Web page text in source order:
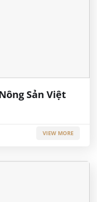
Sản Việt
VIEW MORE